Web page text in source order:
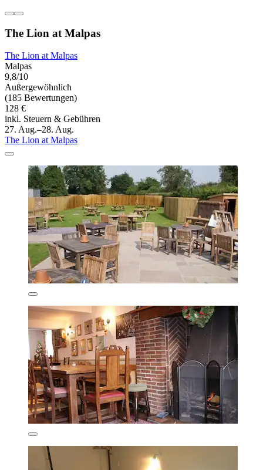
The Lion at Malpas
The Lion at Malpas
Malpas
9,8/10
Außergewöhnlich
(185 Bewertungen)
128 €
inkl. Steuern & Gebühren
27. Aug.–28. Aug.
The Lion at Malpas